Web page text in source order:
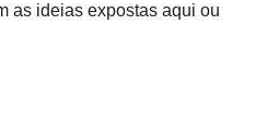
as ideias expostas aqui ou